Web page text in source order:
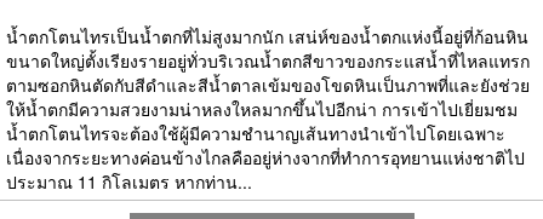
น้ำตกโตนไทรเป็นน้ำตกที่ไม่สูงมากนัก เสน่ห์ของน้ำตกแห่งนี้อยู่ที่ก้อนหิน
ขนาดใหญ่ตั้งเรียงรายอยู่ทั่วบริเวณน้ำตกสีขาวของกระแสน้ำที่ไหลแทรก
ตามซอกหินตัดกับสีดำและสีน้ำตาลเข้มของโขดหินเป็นภาพที่และยังช่วย
ให้น้ำตกมีความสวยงามน่าหลงใหลมากขึ้นไปอีกน่า การเข้าไปเยี่ยมชม
น้ำตกโตนไทรจะต้องใช้ผู้มีความชำนาญเส้นทางนำเข้าไปโดยเฉพาะ
เนื่องจากระยะทางค่อนข้างไกลคืออยู่ห่างจากที่ทำการอุทยานแห่งชาติไป
ประมาณ 11 กิโลเมตร หากท่าน...